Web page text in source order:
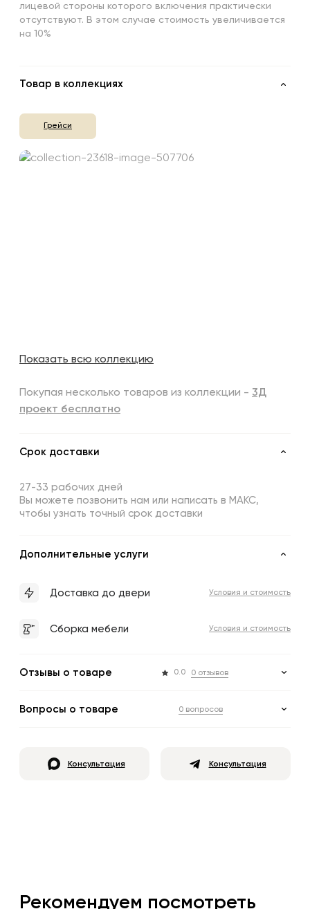
лицевой стороны которого включения практически
отсутствуют. В этом случае стоимость увеличивается
на 10%
Товар в коллекциях
Грейси
Показать всю коллекцию
Покупая несколько товаров из коллекции - 3Д
проект бесплатно
Срок доставки
27-33 рабочих дней
Вы можете позвонить нам или написать в МАКС,
чтобы узнать точный срок доставки
Дополнительные услуги
Доставка до двери Условия и стоимость
Сборка мебели Условия и стоимость
Отзывы о товаре 0.0 0 отзывов
Вопросы о товаре 0 вопросов
Консультация Консультация
Рекомендуем посмотреть